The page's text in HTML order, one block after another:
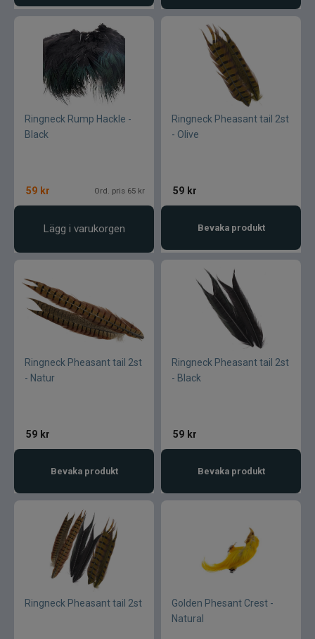
Ringneck Rump Hackle -
Black
59 kr Ord. pris 65 kr
Lägg i varukorgen
Ringneck Pheasant tail 2st
- Olive
59 kr
Bevaka produkt
Ringneck Pheasant tail 2st
- Natur
59 kr
Bevaka produkt
Ringneck Pheasant tail 2st
- Black
59 kr
Bevaka produkt
Ringneck Pheasant tail 2st
Golden Phesant Crest -
Natural